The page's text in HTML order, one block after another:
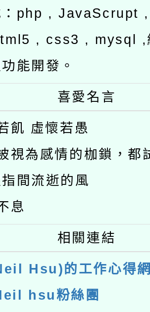
：php , JavaScrupt
, css3 , mysql ,
能開發。
喜愛名言
飢 虛懷若愚
視為感情的枷鎖，都
間流逝的風
息
相關連結
Hsu)的工作心得
hsu粉絲團